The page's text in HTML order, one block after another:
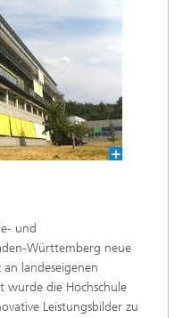
und
Württemberg neue
landeseigenen
wurde die Hochschule
Leistungsbilder zu